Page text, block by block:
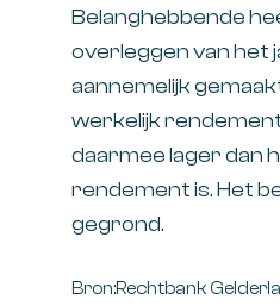
Belanghebbende
overleggen van het
aannemelijk
werkelijk
daarmee lager dan
rendement is. Het
gegrond.
Bron:Rechtbank